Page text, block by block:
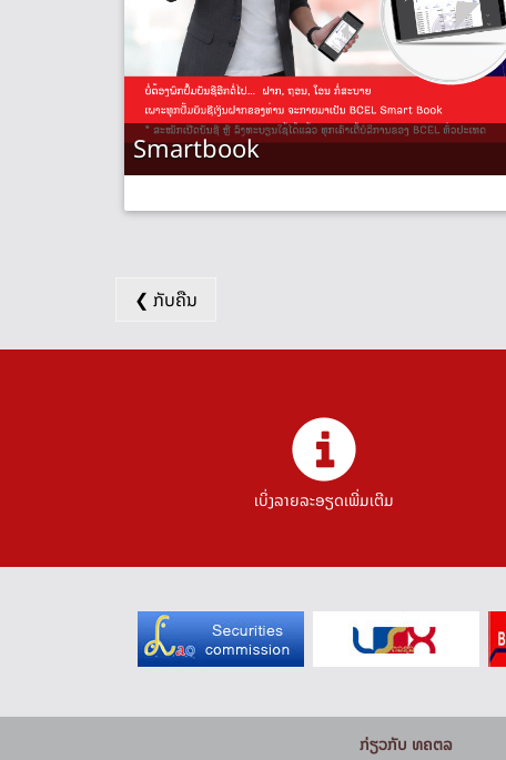
Smartbook
❮ ກັບຄືນ
ເບິ່ງລາຍລະອຽດເພີ່ມເຕີມ
ກ່ຽວກັບ ທຄຕລ